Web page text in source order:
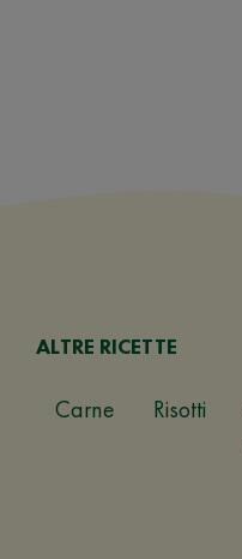
ALTRE RICETTE
Carne Risotti